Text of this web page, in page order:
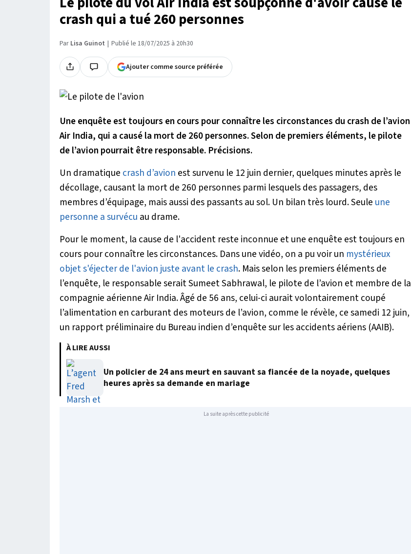
crash qui a tué 260 personnes
Par Lisa Guinot Publié le 18/07/2025 à 20h30
Ajouter comme source préférée
Une enquête est toujours en cours pour connaître les circonstances du crash de l’avion
Air India, qui a causé la mort de 260 personnes. Selon de premiers éléments, le pilote
de l’avion pourrait être responsable. Précisions.
Un dramatique crash d’avion est survenu le 12 juin dernier, quelques minutes après le
décollage, causant la mort de 260 personnes parmi lesquels des passagers, des
membres d’équipage, mais aussi des passants au sol. Un bilan très lourd. Seule une
personne a survécu au drame.
Pour le moment, la cause de l'accident reste inconnue et une enquête est toujours en
cours pour connaître les circonstances. Dans une vidéo, on a pu voir un mystérieux
objet s'éjecter de l'avion juste avant le crash. Mais selon les premiers éléments de
l’enquête, le responsable serait Sumeet Sabhrawal, le pilote de l’avion et membre de la
compagnie aérienne Air India. Âgé de 56 ans, celui-ci aurait volontairement coupé
l’alimentation en carburant des moteurs de l’avion, comme le révèle, ce samedi 12 juin,
un rapport préliminaire du Bureau indien d’enquête sur les accidents aériens (AAIB).
À LIRE AUSSI
Un policier de 24 ans meurt en sauvant sa fiancée de la noyade, quelques
heures après sa demande en mariage
La suite après cette publicité